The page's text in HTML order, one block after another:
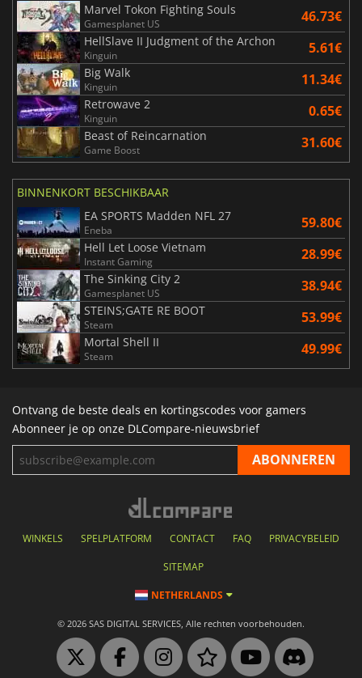
Marvel Tokon Fighting Souls
Gamesplanet US 46.73€
HellSlave II Judgment of the Archon
Kinguin 5.61€
Big Walk
Kinguin 11.34€
Retrowave 2
Kinguin 0.65€
Beast of Reincarnation
Game Boost 31.60€
BINNENKORT BESCHIKBAAR
EA SPORTS Madden NFL 27
Eneba 59.80€
Hell Let Loose Vietnam
Instant Gaming 28.99€
The Sinking City 2
Gamesplanet US 38.94€
STEINS;GATE RE BOOT
Steam 53.99€
Mortal Shell II
Steam 49.99€
Ontvang de beste deals en kortingscodes voor gamers
Abonneer je op onze DLCompare-nieuwsbrief
WINKELS SPELPLATFORM CONTACT FAQ PRIVACYBELEID
SITEMAP
NETHERLANDS
© 2026 SAS DIGITAL SERVICES, Alle rechten voorbehouden.